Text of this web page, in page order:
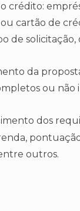
crédito:
cartão de
de solicitação,
da
ou não
dos
outros.